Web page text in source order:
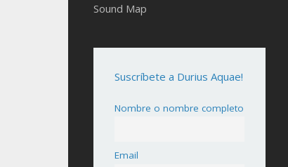
Sound Map
Suscríbete a Durius Aquae!
Nombre o nombre completo
Email